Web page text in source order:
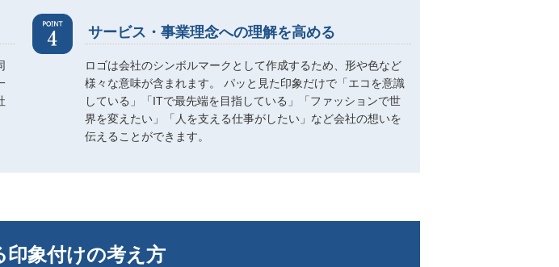
サービス・事業理念への理解を高める
ロゴは会社のシンボルマークとして作成するため、形や色など
様々な意味が含まれます。 パッと見た印象だけで「エコを意識
している」「ITで最先端を目指している」「ファッションで世
界を変えたい」「人を支える仕事がしたい」など会社の想いを
伝えることができます。
象付けの考え方